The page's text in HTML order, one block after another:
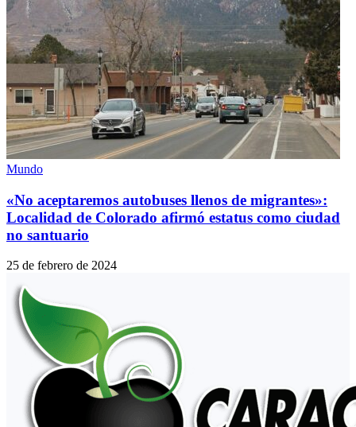
Mundo
«No aceptaremos autobuses llenos de migrantes»:
Localidad de Colorado afirmó estatus como ciudad
no santuario
25 de febrero de 2024